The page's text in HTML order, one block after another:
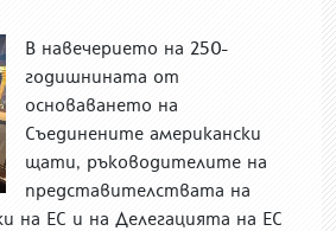
В навечерието на 250-
годишнината от
основаването на
Съединените американски
щати, ръководителите на
представителствата на
на ЕС и на Делегацията на ЕС